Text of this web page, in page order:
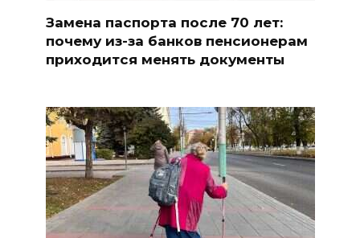
Замена паспорта после 70 лет:
почему из-за банков пенсионерам
приходится менять документы